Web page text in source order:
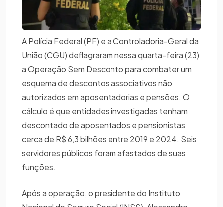
A Polícia Federal (PF) e a Controladoria-Geral da
União (CGU) deflagraram nessa quarta-feira (23)
a Operação Sem Desconto para combater um
esquema de descontos associativos não
autorizados em aposentadorias e pensões. O
cálculo é que entidades investigadas tenham
descontado de aposentados e pensionistas
cerca de R$ 6,3 bilhões entre 2019 e 2024. Seis
servidores públicos foram afastados de suas
funções.
Após a operação, o presidente do Instituto